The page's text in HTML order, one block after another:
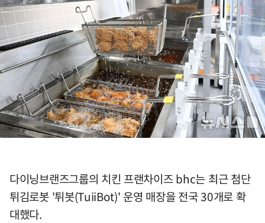
다이닝브랜즈그룹의 치킨 프랜차이즈 bhc는 최근 첨단
튀김로봇 '튀봇(TuiiBot)' 운영 매장을 전국 30개로 확
대했다.